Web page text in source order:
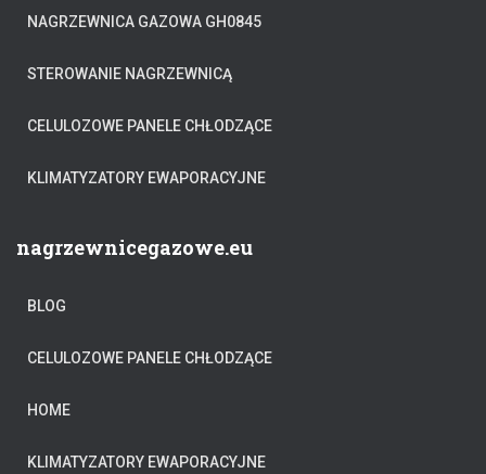
NAGRZEWNICA GAZOWA GH0845
STEROWANIE NAGRZEWNICĄ
CELULOZOWE PANELE CHŁODZĄCE
KLIMATYZATORY EWAPORACYJNE
nagrzewnicegazowe.eu
BLOG
CELULOZOWE PANELE CHŁODZĄCE
HOME
KLIMATYZATORY EWAPORACYJNE